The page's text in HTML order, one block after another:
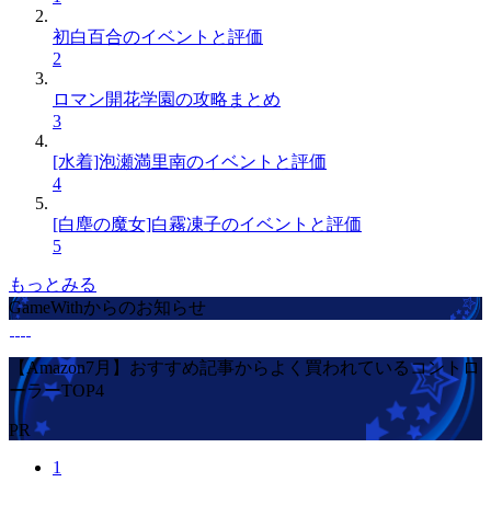
初白百合のイベントと評価
2
ロマン開花学園の攻略まとめ
3
[水着]泡瀬満里南のイベントと評価
4
[白塵の魔女]白霧凍子のイベントと評価
5
もっとみる
GameWithからのお知らせ
【Amazon7月】おすすめ記事からよく買われているコントロ
ーラーTOP4
PR
1